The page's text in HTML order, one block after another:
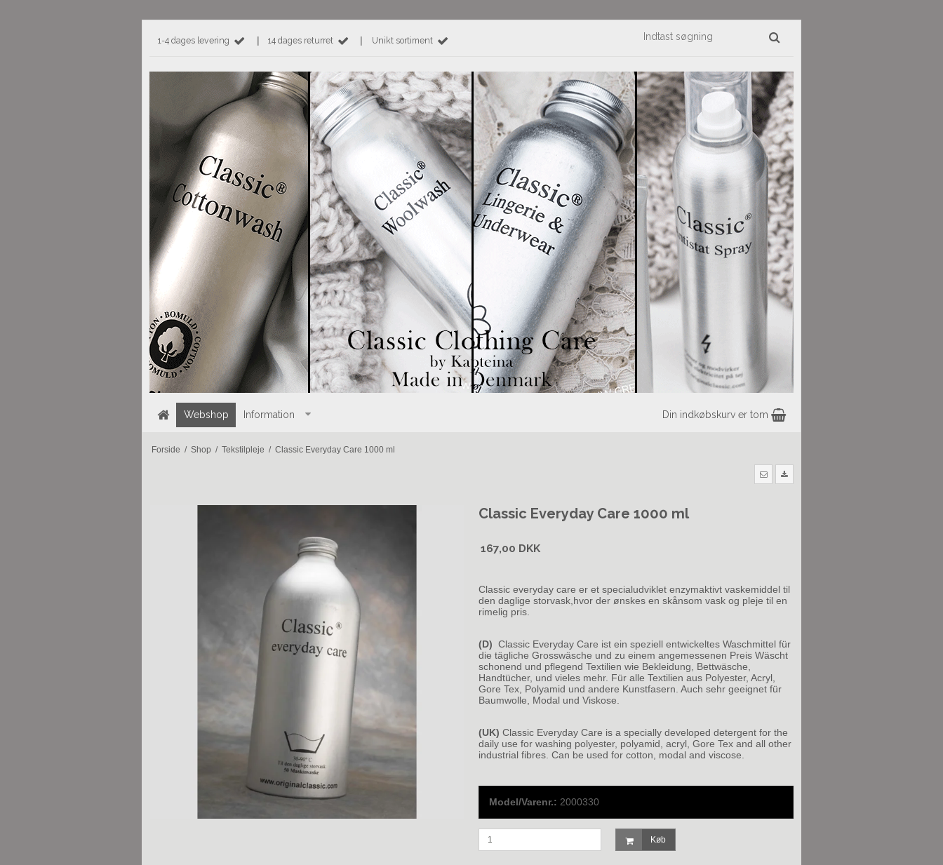
1-4 dages levering | 14 dages returret | Unikt sortiment
Webshop Information Din indkøbskurv er tom
Forside / Shop / Tekstilpleje / Classic Everyday Care 1000 ml
Classic Everyday Care 1000 ml
167,00 DKK
Classic everyday care er et specialudviklet enzymaktivt vaskemiddel til
den daglige storvask,hvor der ønskes en skånsom vask og pleje til en
rimelig pris.
(D) Classic Everyday Care ist ein speziell entwickeltes Waschmittel für
die tägliche Grosswäsche und zu einem angemessenen Preis Wäscht
schonend und pflegend Textilien wie Bekleidung, Bettwäsche,
Handtücher, und vieles mehr. Für alle Textilien aus Polyester, Acryl,
Gore Tex, Polyamid und andere Kunstfasern. Auch sehr geeignet für
Baumwolle, Modal und Viskose.
(UK) Classic Everyday Care is a specially developed detergent for the
daily use for washing polyester, polyamid, acryl, Gore Tex and all other
industrial fibres. Can be used for cotton, modal and viscose.
Model/Varenr.: 2000330
Køb